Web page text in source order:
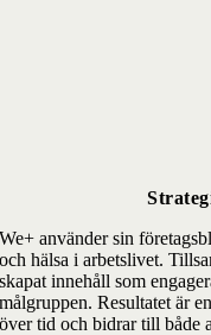
We+ använder sin
och hälsa i arbetslivet.
skapat innehåll som
målgruppen. Resultatet är
över tid och bidrar till både